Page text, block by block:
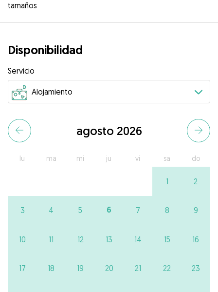
tamaños
Disponibilidad
Servicio
agosto 2026
lu ma mi ju vi sa do
1 2
3 4 5 6 7 8 9
10 11 12 13 14 15 16
17 18 19 20 21 22 23